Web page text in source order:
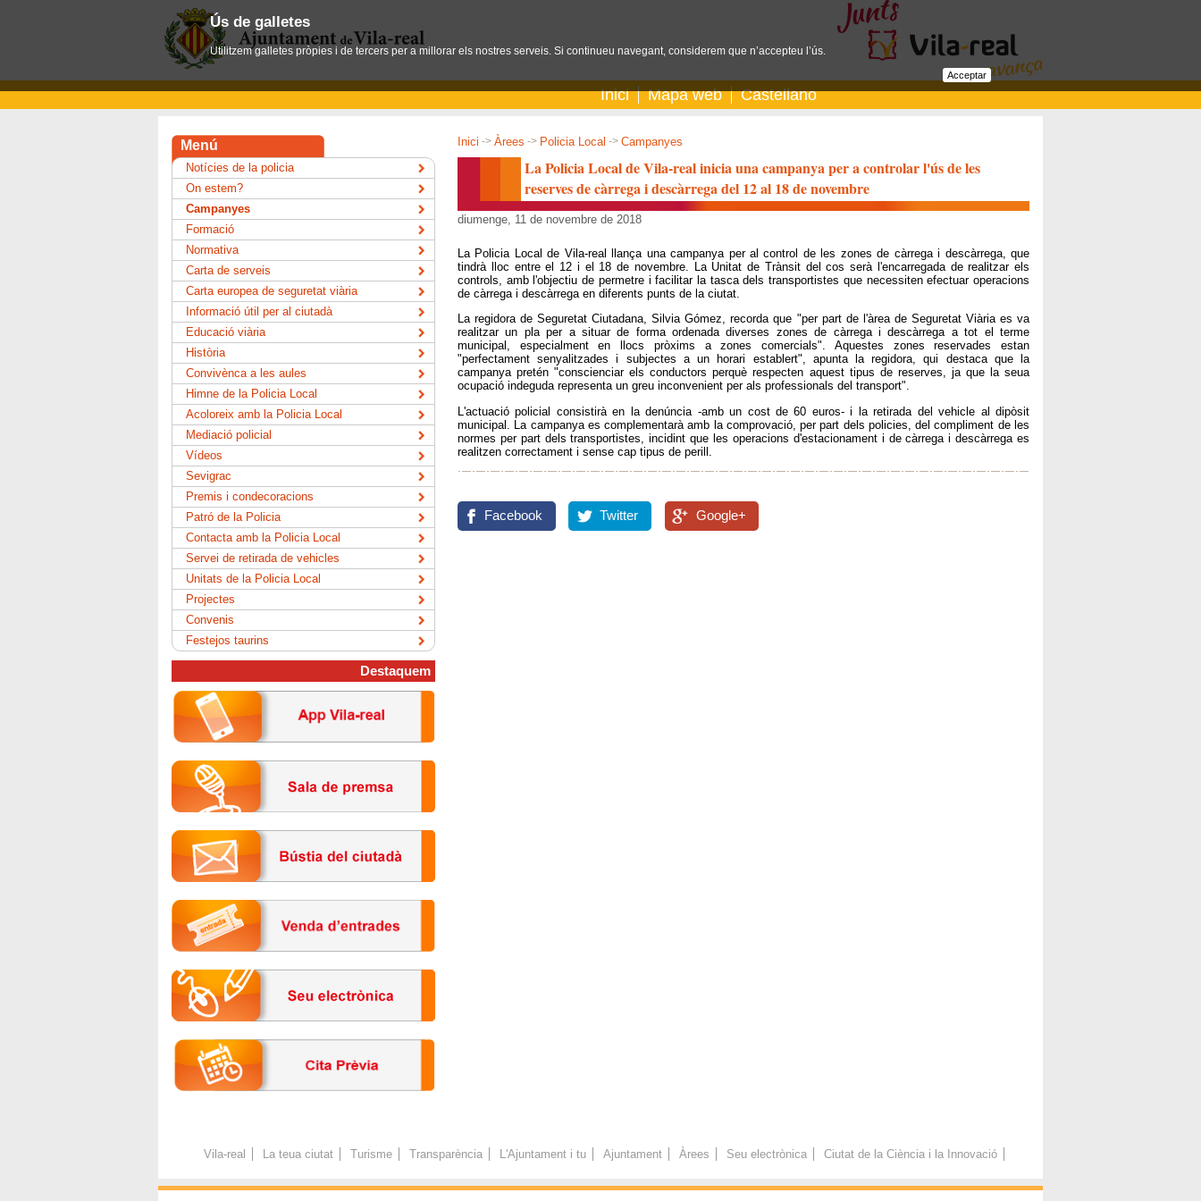
Inici Mapa web Castellano
Inici -> Àrees -> Policia Local -> Campanyes
La Policia Local de Vila-real inicia una campanya per a controlar l'ús de les
reserves de càrrega i descàrrega del 12 al 18 de novembre
diumenge, 11 de novembre de 2018
La Policia Local de Vila-real llança una campanya per al control de les zones de càrrega i descàrrega, que
tindrà lloc entre el 12 i el 18 de novembre. La Unitat de Trànsit del cos serà l'encarregada de realitzar els
controls, amb l'objectiu de permetre i facilitar la tasca dels transportistes que necessiten efectuar operacions
de càrrega i descàrrega en diferents punts de la ciutat.
La regidora de Seguretat Ciutadana, Silvia Gómez, recorda que "per part de l'àrea de Seguretat Viària es va
realitzar un pla per a situar de forma ordenada diverses zones de càrrega i descàrrega a tot el terme
municipal, especialment en llocs pròxims a zones comercials". Aquestes zones reservades estan
"perfectament senyalitzades i subjectes a un horari establert", apunta la regidora, qui destaca que la
campanya pretén "conscienciar els conductors perquè respecten aquest tipus de reserves, ja que la seua
ocupació indeguda representa un greu inconvenient per als professionals del transport".
L'actuació policial consistirà en la denúncia -amb un cost de 60 euros- i la retirada del vehicle al dipòsit
municipal. La campanya es complementarà amb la comprovació, per part dels policies, del compliment de les
normes per part dels transportistes, incidint que les operacions d'estacionament i de càrrega i descàrrega es
realitzen correctament i sense cap tipus de perill.
Facebook Twitter Google+
Menú
Notícies de la policia
On estem?
Campanyes
Formació
Normativa
Carta de serveis
Carta europea de seguretat viària
Informació útil per al ciutadà
Educació viària
Història
Convivènca a les aules
Himne de la Policia Local
Acoloreix amb la Policia Local
Mediació policial
Vídeos
Sevigrac
Premis i condecoracions
Patró de la Policia
Contacta amb la Policia Local
Servei de retirada de vehicles
Unitats de la Policia Local
Projectes
Convenis
Festejos taurins
Destaquem
Vila-real La teua ciutat Turisme Transparència L'Ajuntament i tu Ajuntament Àrees Seu electrònica Ciutat de la Ciència i la Innovació
Ús de galletes
Utilitzem galletes pròpies i de tercers per a millorar els nostres serveis. Si continueu navegant, considerem que n’accepteu l’ús.
Acceptar